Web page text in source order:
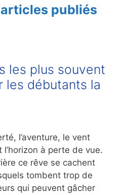
publiés
les plus souvent
les débutants la
l’aventure, le vent
à perte de vue.
ce rêve se cachent
tombent trop de
qui peuvent gâcher